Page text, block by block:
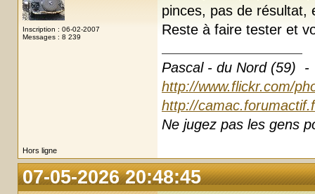
Inscription : 06-02-2007
Messages : 8 239
pinces, pas de résultat,
Reste à faire tester et
Pascal - du Nord (59) -
http://www.flickr.com/
http://
Ne jugez pas les gens
Hors ligne
07-05-2026 20:48:45